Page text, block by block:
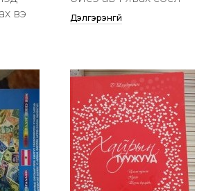
вэ
Дэлгэрэнгүй